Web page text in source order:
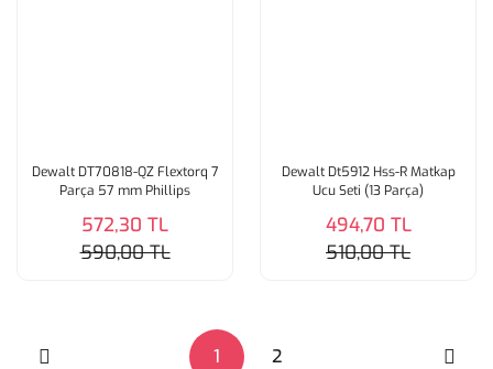
Dewalt DT70818-QZ Flextorq 7
Parça 57 mm Phillips
572,30 TL
590,00 TL
Dewalt Dt5912 Hss-R Matkap
Ucu Seti (13 Parça)
494,70 TL
510,00 TL
1 2